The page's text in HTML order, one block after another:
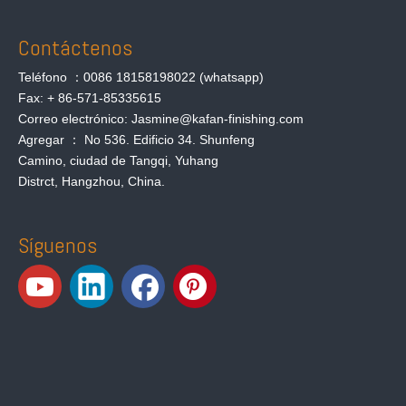
Contáctenos
Teléfono ：0086 18158198022 (whatsapp)
Fax: + 86-571-85335615
Correo electrónico: Jasmine@kafan-finishing.com
Agregar ： No 536. Edificio 34. Shunfeng
Camino, ciudad de Tangqi, Yuhang
Distrct, Hangzhou, China.
Síguenos